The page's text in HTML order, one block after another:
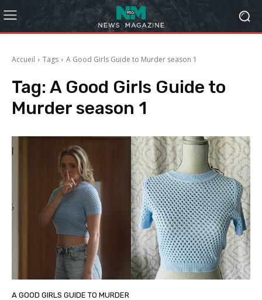
Accueil Tags A Good Girls Guide to Murder season 1
Tag: A Good Girls Guide to
Murder season 1
A GOOD GIRLS GUIDE TO MURDER